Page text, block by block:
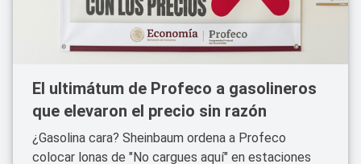
El ultimátum de Profeco a gasolineros
que elevaron el precio sin razón
¿Gasolina cara? Sheinbaum ordena a Profeco
colocar lonas de "No cargues aquí" en estaciones